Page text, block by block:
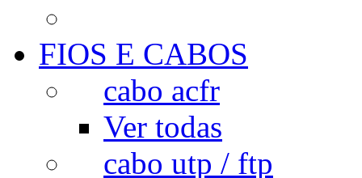
FIOS E CABOS
cabo acfr
Ver todas
cabo utp / ftp